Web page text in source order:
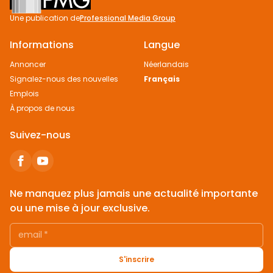
Une publication deProfessional Media Group
Informations
Annoncer
Signalez-nous des nouvelles
Emplois
À propos de nous
Langue
Néerlandais
Français
Suivez-nous
Ne manquez plus jamais une actualité importante
ou une mise à jour exclusive.
email *
S'inscrire